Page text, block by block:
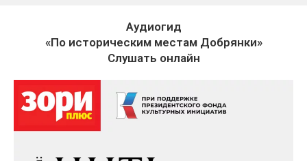
Аудиогид
«По историческим местам Добрянки»
Слушать онлайн